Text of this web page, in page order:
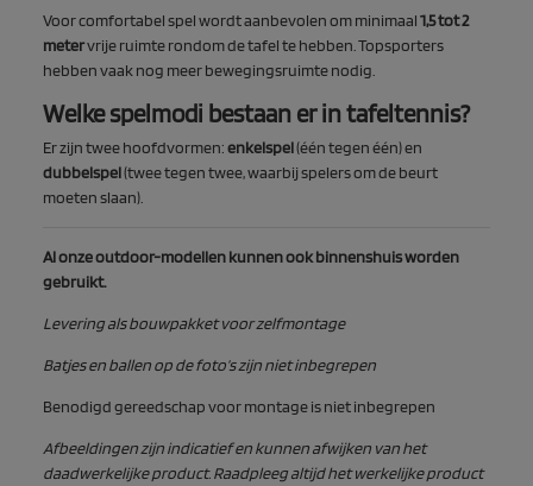
Voor comfortabel spel wordt aanbevolen om minimaal1,5 tot 2
metervrije ruimte rondom de tafel te hebben. Topsporters
hebben vaak nog meer bewegingsruimte nodig.
Welke spelmodi bestaan er in tafeltennis?
Er zijn twee hoofdvormen:enkelspel(één tegen één) en
dubbelspel(twee tegen twee, waarbij spelers om de beurt
moeten slaan).
Al onze outdoor-modellen kunnen ook binnenshuis worden
gebruikt.
Levering als bouwpakket voor zelfmontage
Batjes en ballen op de foto’s zijn niet inbegrepen
Benodigd gereedschap voor montage is niet inbegrepen
Afbeeldingen zijn indicatief en kunnen afwijken van het
daadwerkelijke product. Raadpleeg altijd het werkelijke product